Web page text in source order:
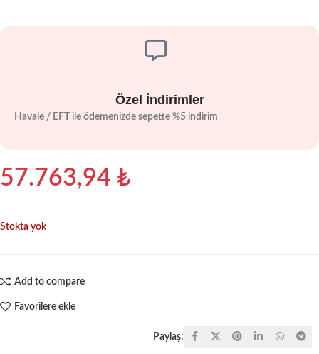
Özel İndirimler
Havale / EFT ile ödemenizde sepette %5 indirim
57.763,94 ₺
Stokta yok
Add to compare
Favorilere ekle
Paylaş: